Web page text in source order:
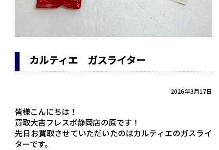
カルティエ ガスライター
2026年3月17日
皆様こんにちは！
買取大吉フレスポ静岡店の原です！
先日お買取させていただいたのはカルティエのガスライ
ターです。